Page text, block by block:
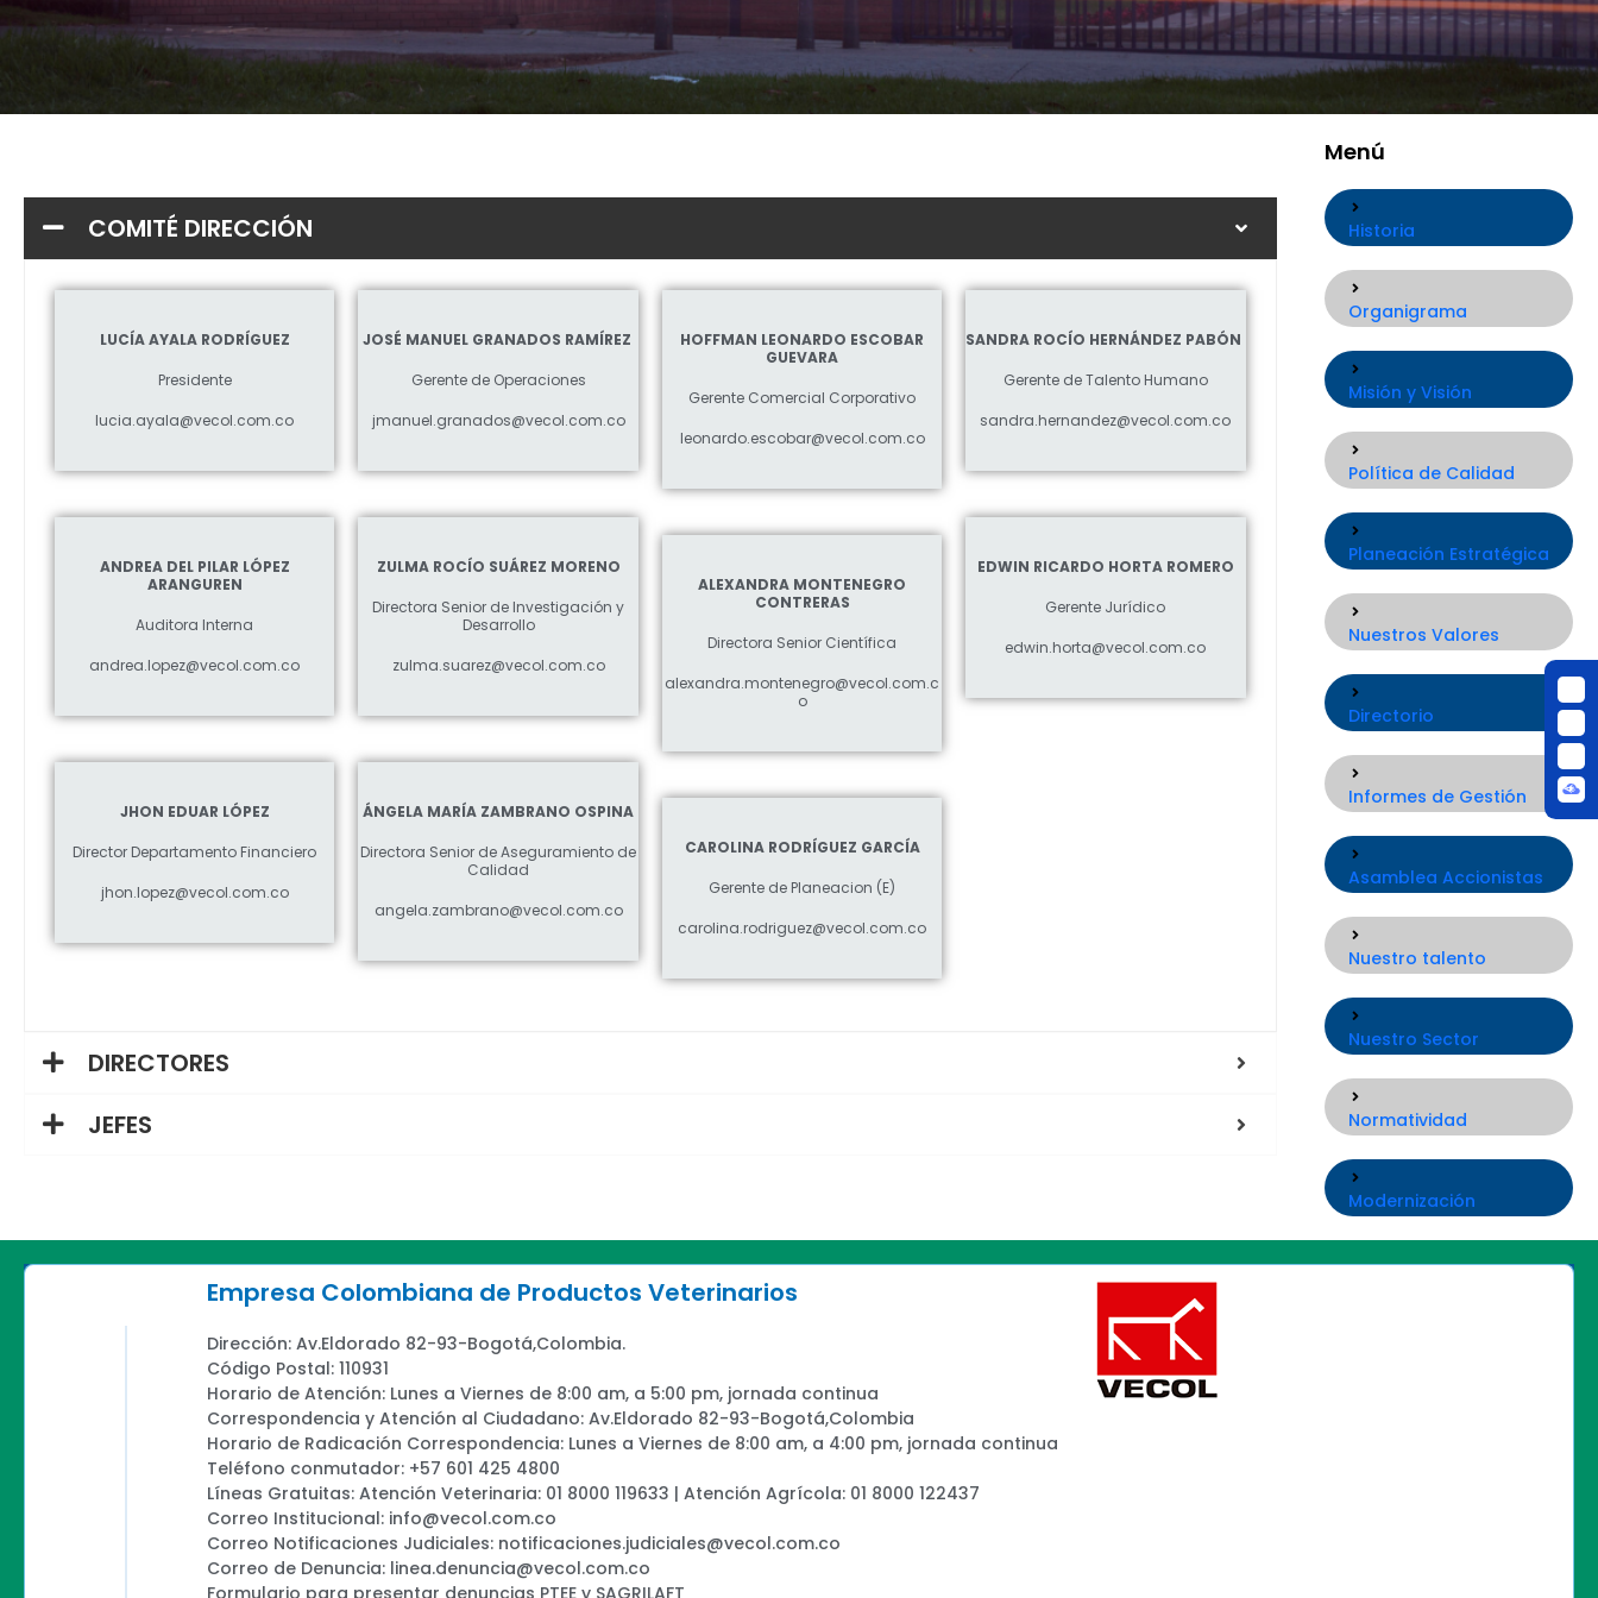
COMITÉ DIRECCIÓN
LUCÍA AYALA RODRÍGUEZ
Presidente
lucia.ayala@vecol.com.co
ANDREA DEL PILAR LÓPEZ
ARANGUREN
Auditora Interna
andrea.lopez@vecol.com.co
JHON EDUAR LÓPEZ
Director Departamento Financiero
jhon.lopez@vecol.com.co
JOSÉ MANUEL GRANADOS RAMÍREZ
Gerente de Operaciones
jmanuel.granados@vecol.com.co
ZULMA ROCÍO SUÁREZ MORENO
Directora Senior de Investigación y
Desarrollo
zulma.suarez@vecol.com.co
ÁNGELA MARÍA ZAMBRANO OSPINA
Directora Senior de Aseguramiento de
Calidad
angela.zambrano@vecol.com.co
HOFFMAN LEONARDO ESCOBAR
GUEVARA
Gerente Comercial Corporativo
leonardo.escobar@vecol.com.co
ALEXANDRA MONTENEGRO
CONTRERAS
Directora Senior Científica
alexandra.montenegro@vecol.com.c
o
CAROLINA RODRÍGUEZ GARCÍA
Gerente de Planeacion (E)
carolina.rodriguez@vecol.com.co
SANDRA ROCÍO HERNÁNDEZ PABÓN
Gerente de Talento Humano
sandra.hernandez@vecol.com.co
EDWIN RICARDO HORTA ROMERO
Gerente Jurídico
edwin.horta@vecol.com.co
DIRECTORES
JEFES
Menú
Historia
Organigrama
Misión y Visión
Política de Calidad
Planeación Estratégica
Nuestros Valores
Directorio
Informes de Gestión
Asamblea Accionistas
Nuestro talento
Nuestro Sector
Normatividad
Modernización
Empresa Colombiana de Productos Veterinarios
Dirección: Av.Eldorado 82-93-Bogotá,Colombia.
Código Postal: 110931
Horario de Atención: Lunes a Viernes de 8:00 am, a 5:00 pm, jornada continua
Correspondencia y Atención al Ciudadano: Av.Eldorado 82-93-Bogotá,Colombia
Horario de Radicación Correspondencia: Lunes a Viernes de 8:00 am, a 4:00 pm, jornada continua
Teléfono conmutador: +57 601 425 4800
Líneas Gratuitas: Atención Veterinaria: 01 8000 119633 | Atención Agrícola: 01 8000 122437
Correo Institucional: info@vecol.com.co
Correo Notificaciones Judiciales: notificaciones.judiciales@vecol.com.co
Correo de Denuncia: linea.denuncia@vecol.com.co
Formulario para presentar denuncias PTEE y SAGRILAFT